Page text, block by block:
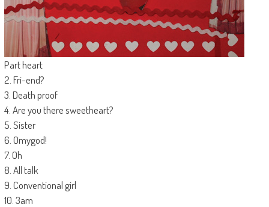
Part heart
2. Fri-end?
3. Death proof
4. Are you there sweetheart?
5. Sister
6. Omygod!
7. Oh
8. All talk
9. Conventional girl
10. 3am